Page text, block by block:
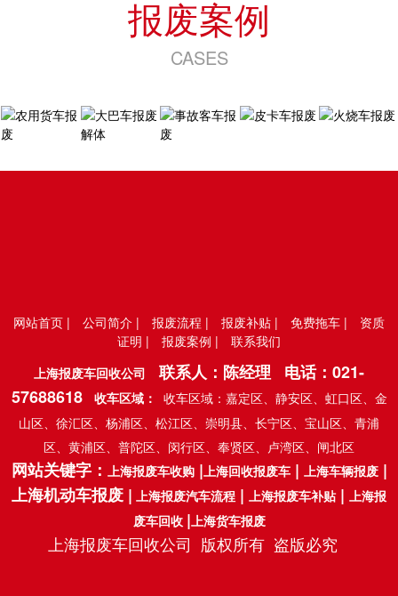
报废案例
CASES
农用货车
报废
大巴车报
废解体
报废
废
网站首页 | 公司简介 | 报废流程 | 报废补贴 | 免费拖车 | 资质
证明 | 报废案例 | 联系我们
上海报废车回收公司
联系人：陈经理 电话： 021-
57688618
收车区域：
收车区域：嘉定区、静安区、虹口区、金
山区、徐汇区、杨浦区、松江区、崇明县、长宁区、宝山区、青浦
区、黄浦区、普陀区、闵行区、奉贤区、卢湾区、闸北区
网站关键字： 上海报废车收购|上海回收报废车| 上海车辆报废|
上海机动车报废 | 上海报废汽车流程 | 上海报废车补贴| 上海报
废车回收 |上海货车报废
上海报废车回收公司 版权所有 盗版必究